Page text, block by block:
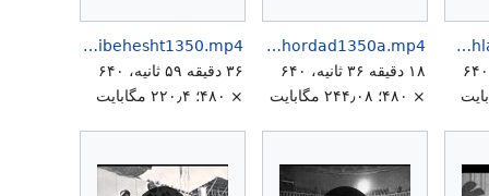
MohammadReza ShahPahlavi50thPahlaviDynasty.mp4
۱۱ دقیقه ۲۳ ثانیه، ۶۴۰
MohammadRezaShah14Chordad1350a.mp4
۱۸ دقیقه ۳۶ ثانیه، ۶۴۰
× ۴۸۰؛ ۲۴۴٫۰۸ مگابایت
MohammadRezaShahPahlavi19Ordibehesht1350.mp4
۳۶ دقیقه ۵۹ ثانیه، ۶۴۰
× ۴۸۰؛ ۲۲۰٫۴ مگابایت